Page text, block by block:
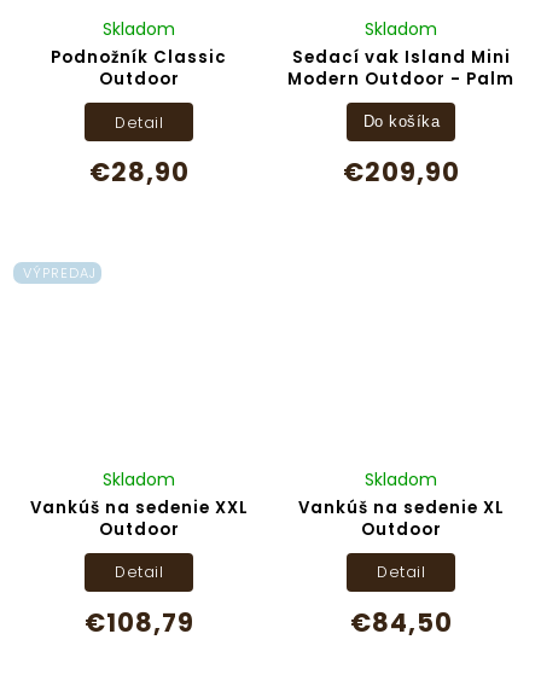
Podnožník Classic
Outdoor
Skladom
€28,90
Detail
Sedací vak Island Mini
Modern Outdoor - Palm
Skladom
€209,90
Do košíka
VÝPREDAJ
Vankúš na sedenie XXL
Outdoor
Skladom
€108,79
Detail
Vankúš na sedenie XL
Outdoor
Skladom
€84,50
Detail